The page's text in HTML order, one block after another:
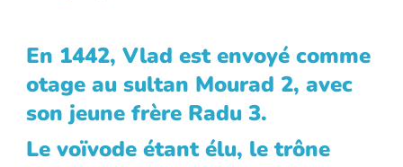
En 1442, Vlad est envoyé comme
otage au sultan Mourad 2, avec
son jeune frère Radu 3.
Le voïvode étant élu, le trône